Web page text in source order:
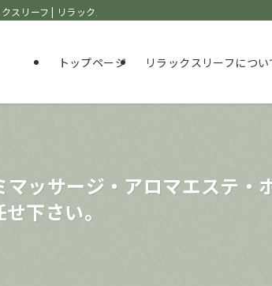
スリーフ | リラックスリーフ
トップページ リラックスリーフについ
ッサージ・アロマエステ・
下さい。